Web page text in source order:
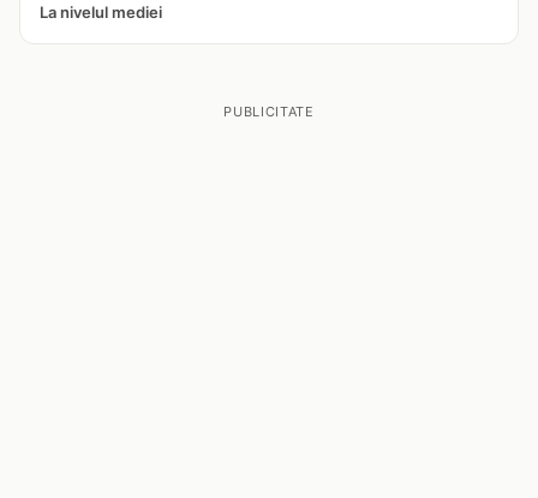
La nivelul mediei
PUBLICITATE